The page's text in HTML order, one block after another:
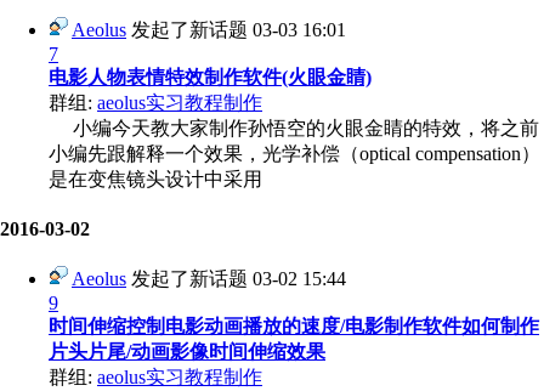
Aeolus 发起了新话题 03-03 16:01
7
电影人物表情特效制作软件(火眼金睛)
群组: aeolus实习教程制作
小编今天教大家制作孙悟空的火眼金睛的特效，将之前
小编先跟解释一个效果，光学补偿（optical compensation）
是在变焦镜头设计中采用
2016-03-02
Aeolus 发起了新话题 03-02 15:44
9
时间伸缩控制电影动画播放的速度/电影制作软件如何制作
片头片尾/动画影像时间伸缩效果
群组: aeolus实习教程制作